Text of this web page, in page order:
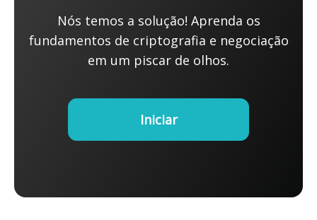
Nós temos a solução! Aprenda os
fundamentos de criptografia e negociação
em um piscar de olhos.
Iniciar